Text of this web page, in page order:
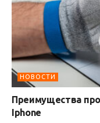
НОВОСТИ
Преимущества
Iphone